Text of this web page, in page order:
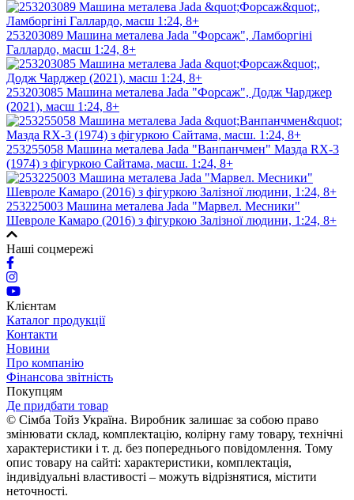
253203089 Машина металева Jada "Форсаж", Ламборгіні
Галлардо, масш 1:24, 8+
253203085 Машина металева Jada "Форсаж", Додж Чарджер
(2021), масш 1:24, 8+
253255058 Машина металева Jada "Ванпанчмен" Мазда RX-3
(1974) з фігуркою Сайтама, масш. 1:24, 8+
253225003 Машина металева Jada "Марвел. Месники"
Шевроле Камаро (2016) з фігуркою Залізної людини, 1:24, 8+
Наші соцмережі
Клієнтам
Каталог продукції
Контакти
Новини
Про компанію
Фінансова звітність
Покупцям
Де придбати товар
© Сімба Тойз Україна. Виробник залишає за собою право
змінювати склад, комплектацію, колірну гаму товару, технічні
характеристики і т. д. без попереднього повідомлення. Тому
опис товару на сайті: характеристики, комплектація,
індивідуальні властивості – можуть відрізнятися, містити
неточності.